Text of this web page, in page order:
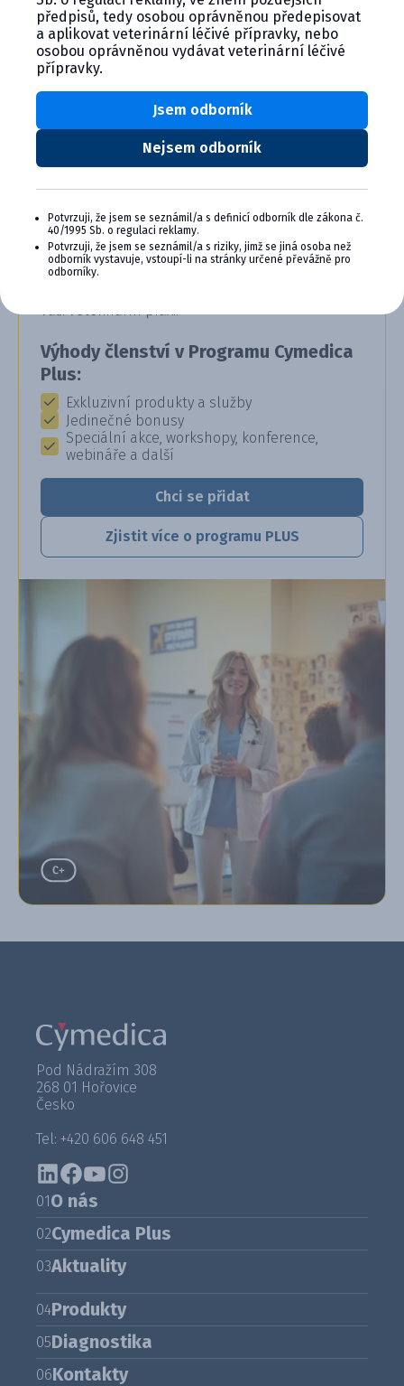
ShutOut 2,6 g intramamární sus...
Detail produktu
CYMEDICA PLUS: VĚRNOST, KTERÁ
SE VYPLÁCÍ
Staňte se členem věrnostního programu
vaši veterinární praxi.
Výhody členství v Programu Cymedica
Plus:
Exkluzivní produkty a služby
Jedinečné bonusy
Speciální akce, workshopy, konference,
webináře a další
Chci se přidat
Zjistit více o programu PLUS
Pod Nádražím 308
268 01 Hořovice
Česko
Tel: +420 606 648 451
01O nás
02Cymedica Plus
03Aktuality
04Produkty
05Diagnostika
06Kontakty
předpisů, tedy osobou oprávněnou předepisovat
a aplikovat veterinární léčivé přípravky, nebo
osobou oprávněnou vydávat veterinární léčivé
přípravky.
Nejsem odborník
Jsem odborník
Potvrzuji, že jsem se seznámil/a s definicí odborník dle zákona č.
40/1995 Sb. o regulaci reklamy.
Potvrzuji, že jsem se seznámil/a s riziky, jimž se jiná osoba než
odborník vystavuje, vstoupí-li na stránky určené převážně pro
odborníky.